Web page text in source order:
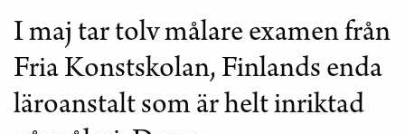
I maj tar tolv målare examen från
Fria Konstskolan, Finlands enda
läroanstalt som är helt inriktad